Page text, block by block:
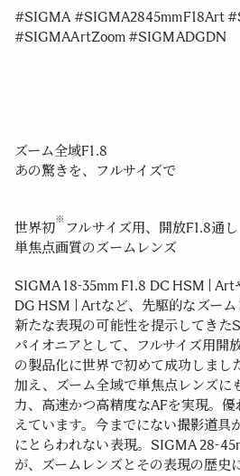
#SIGMA #SIGMA2845mmF18Art
#SIGMAArtZoom #SIGMADGDN
ズーム全域F1.8
あの驚きを、フルサイズで
世界初
※
フルサイズ用、開放F1.8通し
単焦点画質のズームレンズ
SIGMA 18-35mm F1.8 DC HSM |
DG HSM | Artなど、先駆的なズーム
新たな表現の可能性を提示してきた
パイオニアとして、フルサイズ用開
の製品化に世界で初めて成功しまし
加え、ズーム全域で単焦点レンズに
力、高速かつ高精度なAFを実現。
えています。今までにない撮影道具
にとらわれない表現。SIGMA 28-
が、ズームレンズとその表現の歴史